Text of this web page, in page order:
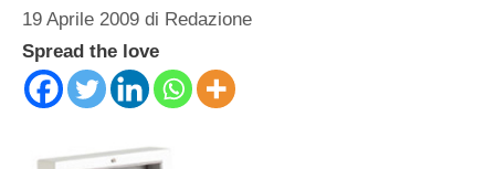
19 Aprile 2009 di Redazione
Spread the love